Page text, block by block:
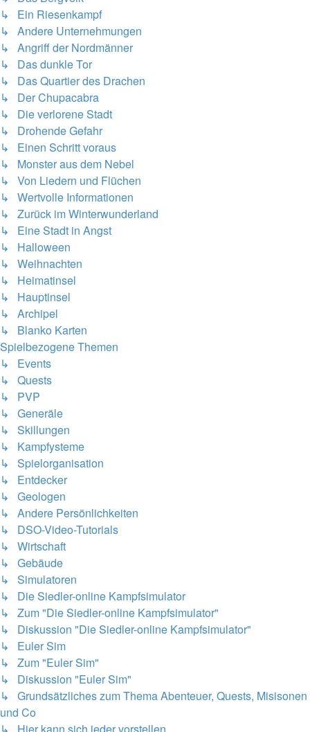
↳ Ein Riesenkampf
↳ Andere Unternehmungen
↳ Angriff der Nordmänner
↳ Das dunkle Tor
↳ Das Quartier des Drachen
↳ Der Chupacabra
↳ Die verlorene Stadt
↳ Drohende Gefahr
↳ Einen Schritt voraus
↳ Monster aus dem Nebel
↳ Von Liedern und Flüchen
↳ Wertvolle Informationen
↳ Zurück im Winterwunderland
↳ Eine Stadt in Angst
↳ Halloween
↳ Weihnachten
↳ Heimatinsel
↳ Hauptinsel
↳ Archipel
↳ Blanko Karten
Spielbezogene Themen
↳ Events
↳ Quests
↳ PVP
↳ Generäle
↳ Skillungen
↳ Kampfysteme
↳ Spielorganisation
↳ Entdecker
↳ Geologen
↳ Andere Persönlichkeiten
↳ DSO-Video-Tutorials
↳ Wirtschaft
↳ Gebäude
↳ Simulatoren
↳ Die Siedler-online Kampfsimulator
↳ Zum "Die Siedler-online Kampfsimulator"
↳ Diskussion "Die Siedler-online Kampfsimulator"
↳ Euler Sim
↳ Zum "Euler Sim"
↳ Diskussion "Euler Sim"
↳ Grundsätzliches zum Thema Abenteuer, Quests, Misisonen
und Co